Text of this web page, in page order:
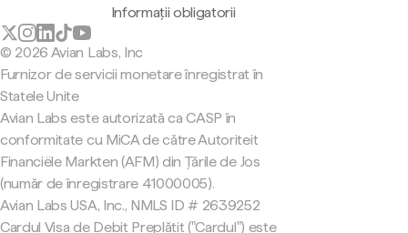
Informații obligatorii
© 2026 Avian Labs, Inc
Furnizor de servicii monetare înregistrat în
Statele Unite
Avian Labs este autorizată ca CASP în
conformitate cu MiCA de către Autoriteit
Financiële Markten (AFM) din Țările de Jos
(număr de înregistrare 41000005).
Avian Labs USA, Inc., NMLS ID # 2639252
Cardul Visa de Debit Preplătit ("Cardul") este